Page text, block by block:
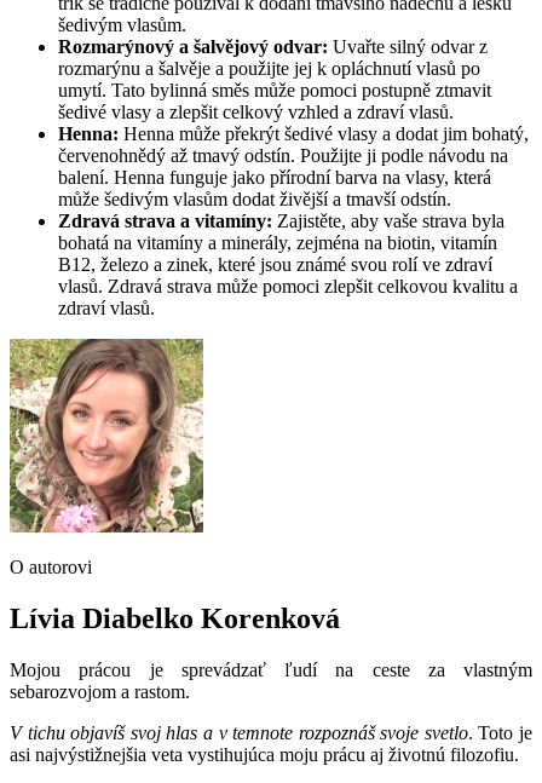
šedivým vlasům.
Rozmarýnový a šalvějový odvar: Uvařte silný odvar z
rozmarýnu a šalvěje a použijte jej k opláchnutí vlasů po
umytí. Tato bylinná směs může pomoci postupně ztmavit
šedivé vlasy a zlepšit celkový vzhled a zdraví vlasů.
Henna: Henna může překrýt šedivé vlasy a dodat jim bohatý,
červenohnědý až tmavý odstín. Použijte ji podle návodu na
balení. Henna funguje jako přírodní barva na vlasy, která
může šedivým vlasům dodat živější a tmavší odstín.
Zdravá strava a vitamíny: Zajistěte, aby vaše strava byla
bohatá na vitamíny a minerály, zejména na biotin, vitamín
B12, železo a zinek, které jsou známé svou rolí ve zdraví
vlasů. Zdravá strava může pomoci zlepšit celkovou kvalitu a
zdraví vlasů.
O autorovi
Lívia Diabelko Korenková
Mojou prácou je sprevádzať ľudí na ceste za vlastným
sebarozvojom a rastom.
V tichu objavíš svoj hlas a v temnote rozpoznáš svoje svetlo. Toto je
asi najvýstižnejšia veta vystihujúca moju prácu aj životnú filozofiu.